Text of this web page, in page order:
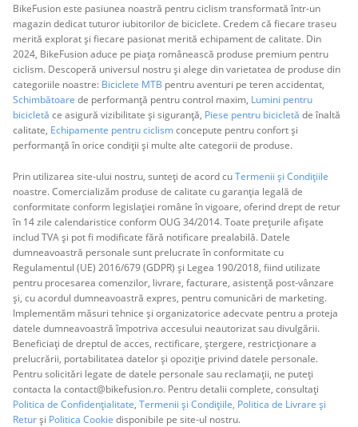
BikeFusion este pasiunea noastră pentru ciclism transformată într-un
magazin dedicat tuturor iubitorilor de biciclete. Credem că fiecare traseu
merită explorat și fiecare pasionat merită echipament de calitate. Din
2024, BikeFusion aduce pe piața românească produse premium pentru
ciclism. Descoperă universul nostru și alege din varietatea de produse din
categoriile noastre: Biciclete MTB pentru aventuri pe teren accidentat,
Schimbătoare de performanță pentru control maxim, Lumini pentru
bicicletă ce asigură vizibilitate și siguranță, Piese pentru bicicletă de înaltă
calitate, Echipamente pentru ciclismconcepute pentru confort și
performanță în orice condiții și multe alte categorii de produse.
Prin utilizarea site-ului nostru, sunteți de acord cuTermenii și Condițiile
noastre. Comercializăm produse de calitate cu garanția legală de
conformitate conform legislației române în vigoare, oferind drept de retur
în 14 zile calendaristice conform OUG 34/2014. Toate prețurile afișate
includ TVA și pot fi modificate fără notificare prealabilă. Datele
dumneavoastră personale sunt prelucrate în conformitate cu
Regulamentul (UE) 2016/679 (GDPR) și Legea 190/2018, fiind utilizate
pentru procesarea comenzilor, livrare, facturare, asistență post-vânzare
și, cu acordul dumneavoastră expres, pentru comunicări de marketing.
Implementăm măsuri tehnice și organizatorice adecvate pentru a proteja
datele dumneavoastră împotriva accesului neautorizat sau divulgării.
Beneficiați de dreptul de acces, rectificare, ștergere, restricționare a
prelucrării, portabilitatea datelor și opoziție privind datele personale.
Pentru solicitări legate de datele personale sau reclamații, ne puteți
contacta la contact@bikefusion.ro. Pentru detalii complete, consultați
Politica de Confidențialitate, Termenii și Condițiile, Politica de Livrare și
Returși Politica Cookie disponibile pe site-ul nostru.